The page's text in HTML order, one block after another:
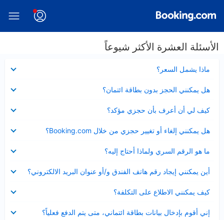
الأسئلة العشرة الأكثر شيوعاً
ماذا يشمل السعر؟
مصغر
هل يمكنني الحجز بدون بطاقة ائتمان؟
مصغر
كيف لي أن أعرف بأن حجزي مؤكد؟
مصغر
هل يمكنني إلغاء أو تغيير حجزي من خلال Booking.com؟
مصغر
ما هو الرقم السري ولماذا أحتاج إليه؟
مصغر
أين يمكنني إيجاد رقم هاتف الفندق و/أو عنوان البريد الالكتروني؟
عرض
مصغر
كيف يمكنني الاطلاع على التكلفة؟
مصغر
إني أقوم بإدخال بيانات بطاقة ائتماني، متى يتم الدفع فعلياً؟
مصغر